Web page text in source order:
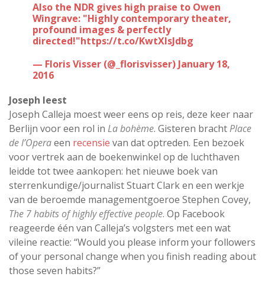
Also the NDR gives high praise to Owen
Wingrave: "Highly contemporary theater,
profound images & perfectly
directed!"https://t.co/KwtXIsJdbg
— Floris Visser (@_florisvisser) January 18,
2016
Joseph leest
Joseph Calleja moest weer eens op reis, deze keer naar
Berlijn voor een rol in La bohème. Gisteren brachtPlace
de l’Operaeen recensie van dat optreden. Een bezoek
voor vertrek aan de boekenwinkel op de luchthaven
leidde tot twee aankopen: het nieuwe boek van
sterrenkundige/journalist Stuart Clark en een werkje
van de beroemde managementgoeroe Stephen Covey,
The 7 habits of highly effective people. Op Facebook
reageerde één van Calleja’s volgsters met een wat
vileine reactie: “Would you please inform your followers
of your personal change when you finish reading about
those seven habits?”